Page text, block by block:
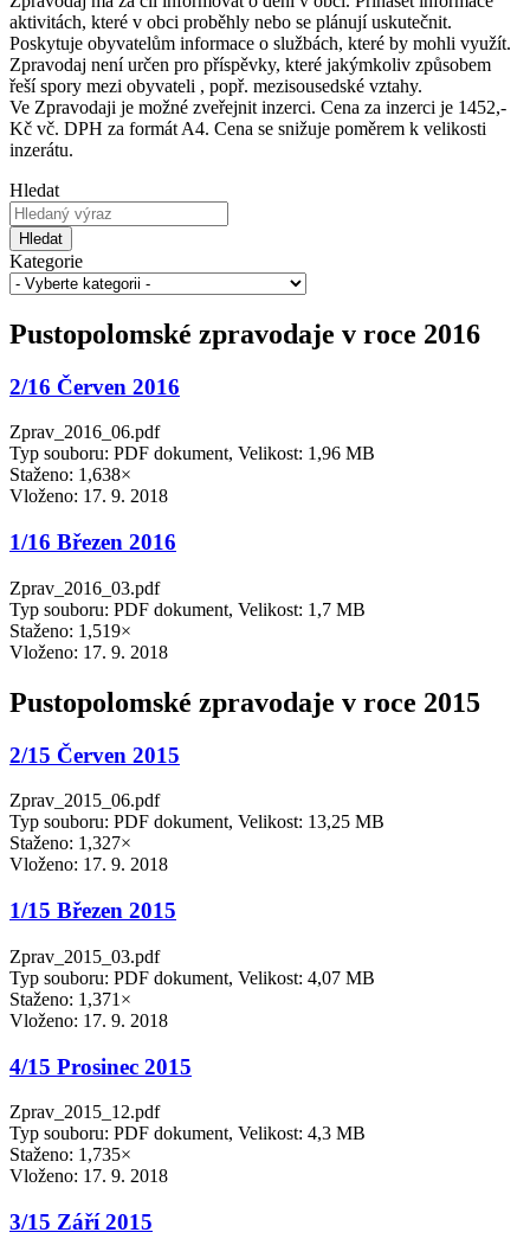
aktivitách, které v obci proběhly nebo se plánují uskutečnit.
Poskytuje obyvatelům informace o službách, které by mohli využít.
Zpravodaj není určen pro příspěvky, které jakýmkoliv způsobem
řeší spory mezi obyvateli , popř. mezisousedské vztahy.
Ve Zpravodaji je možné zveřejnit inzerci. Cena za inzerci je 1452,-
Kč vč. DPH za formát A4. Cena se snižuje poměrem k velikosti
inzerátu.
Hledat
Hledat
Kategorie
Pustopolomské zpravodaje v roce 2016
2/16 Červen 2016
Zprav_2016_06.pdf
Typ souboru: PDF dokument, Velikost: 1,96 MB
Staženo: 1,638×
Vloženo: 17. 9. 2018
1/16 Březen 2016
Zprav_2016_03.pdf
Typ souboru: PDF dokument, Velikost: 1,7 MB
Staženo: 1,519×
Vloženo: 17. 9. 2018
Pustopolomské zpravodaje v roce 2015
2/15 Červen 2015
Zprav_2015_06.pdf
Typ souboru: PDF dokument, Velikost: 13,25 MB
Staženo: 1,327×
Vloženo: 17. 9. 2018
1/15 Březen 2015
Zprav_2015_03.pdf
Typ souboru: PDF dokument, Velikost: 4,07 MB
Staženo: 1,371×
Vloženo: 17. 9. 2018
4/15 Prosinec 2015
Zprav_2015_12.pdf
Typ souboru: PDF dokument, Velikost: 4,3 MB
Staženo: 1,735×
Vloženo: 17. 9. 2018
3/15 Září 2015